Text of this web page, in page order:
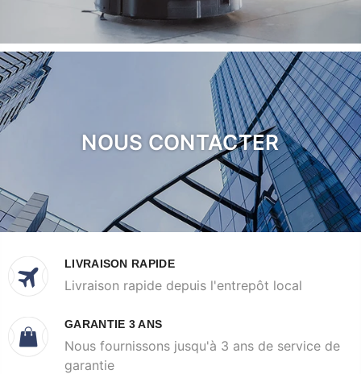
NOUS CONTACTER
LIVRAISON RAPIDE
Livraison rapide depuis l'entrepôt local
GARANTIE 3 ANS
Nous fournissons jusqu'à 3 ans de service de
garantie